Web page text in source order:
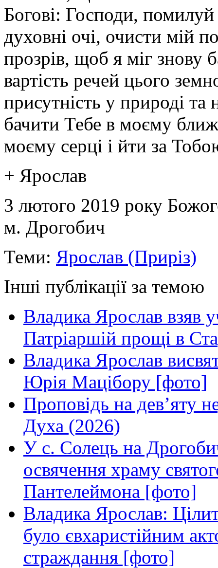
Богові: Господи, помилуй
духовні очі, очисти мій
прозрів, щоб я міг знову
вартість речей цього
присутність у природі
бачити Тебе в моєму
моєму серці і йти за
+ Ярослав
3 лютого 2019 року
м. Дрогобич
Теми: Ярослав (Приріз)
Інші публікації за темою
Владика Ярослав взяв
Патріаршій прощі в
Владика Ярослав
Юрія Мацібору [фото]
Проповідь на дев’яту
Духа (2026)
У с. Солець на
освячення храму
Пантелеймона [фото]
Владика Ярослав:
було євхаристійним
страждання [фото]